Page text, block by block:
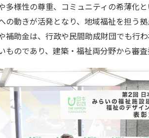
多様性の尊重、コミュニティの希薄化
の動きが活発となり、地域福祉を担う
補助金は、行政や民間助成財団でも行
ものであり、建築・福祉両分野から審